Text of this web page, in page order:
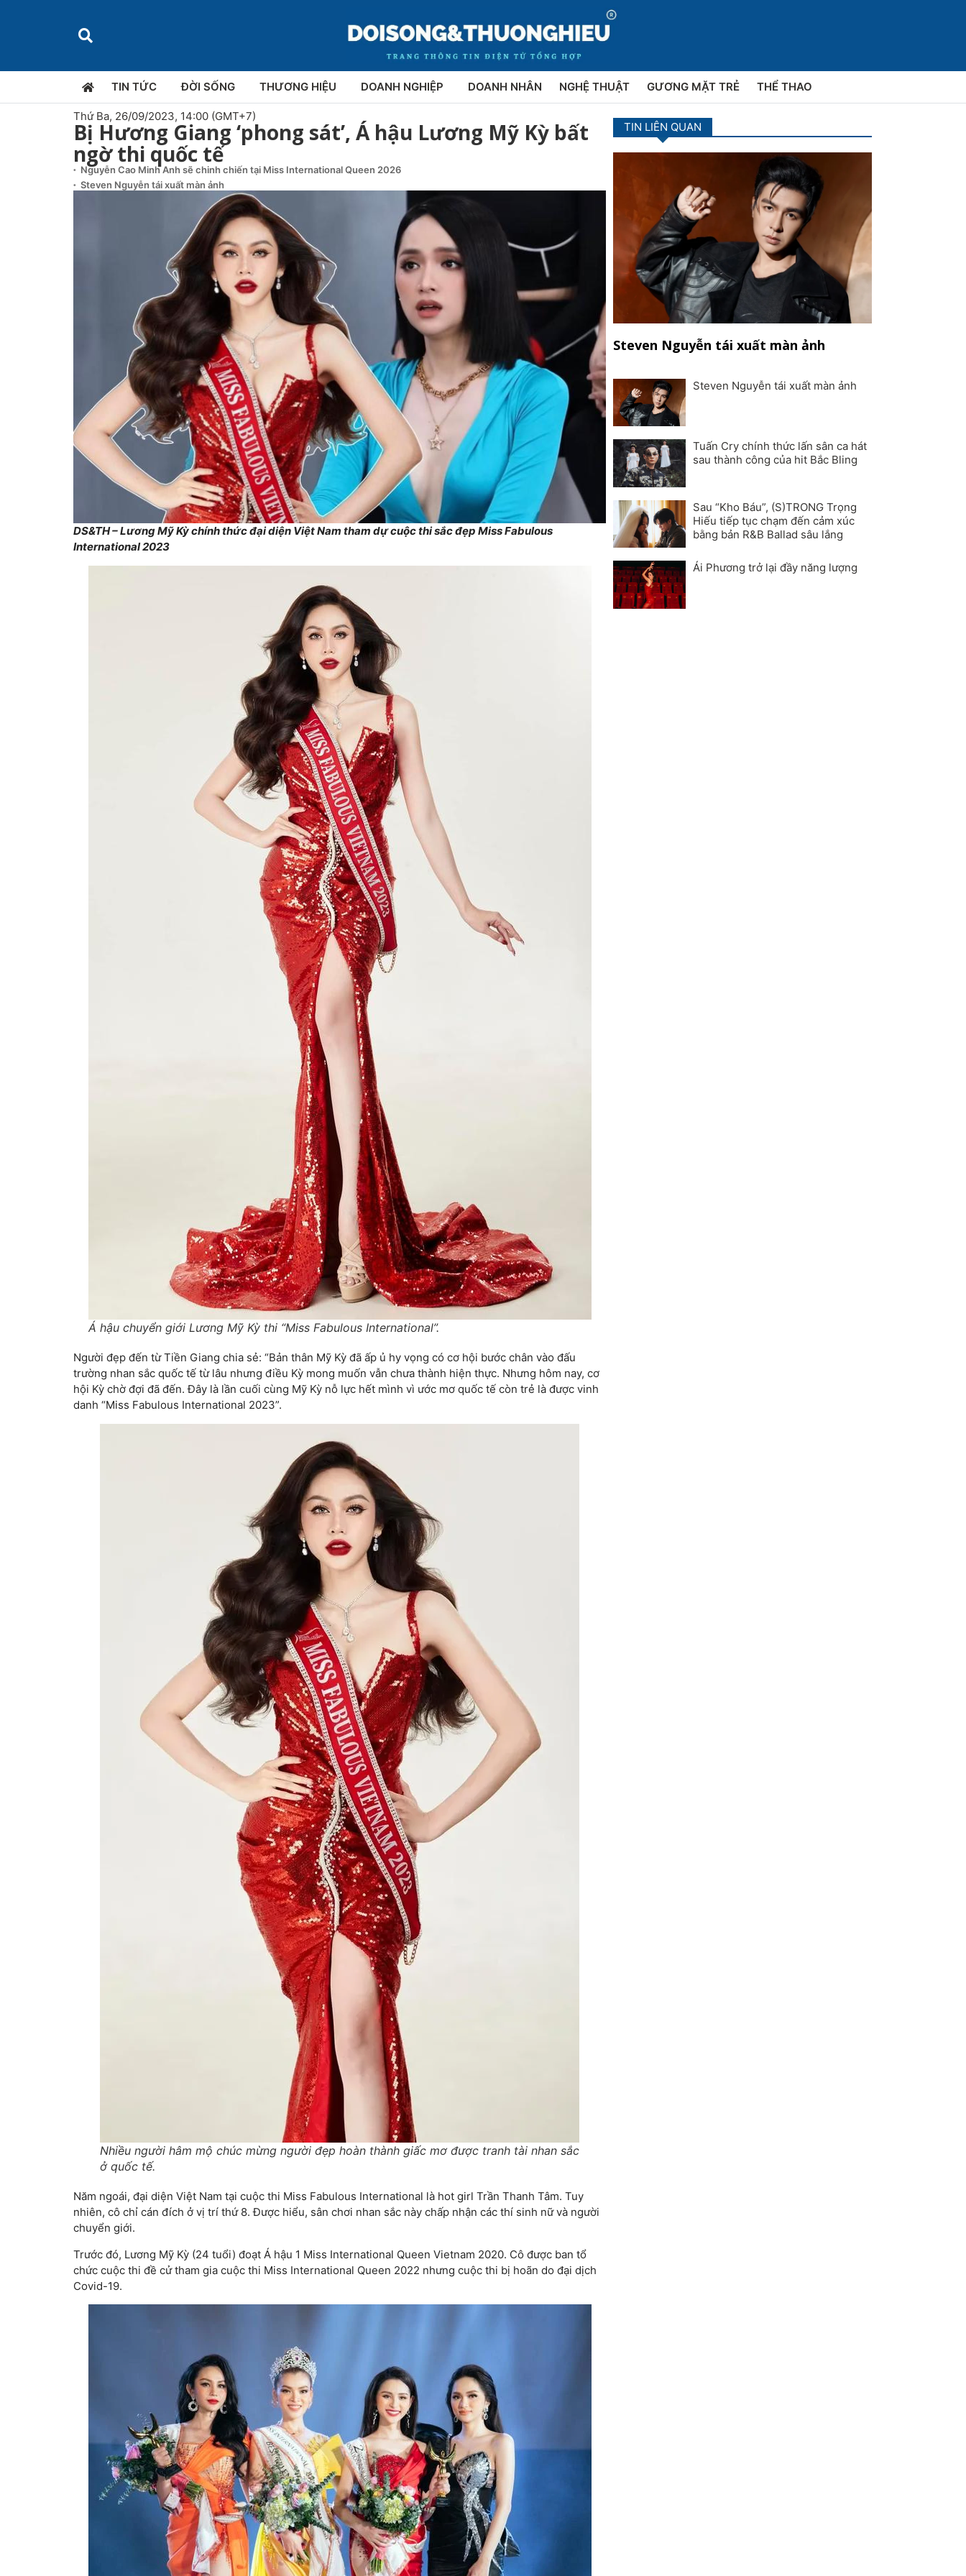
TIN TỨC ĐỜI SỐNG THƯƠNG HIỆU DOANH NGHIỆP DOANH NHÂN NGHỆ THUẬT GƯƠNG MẶT TRẺ THỂ THAO
Thứ Ba, 26/09/2023, 14:00 (GMT+7)
Bị Hương Giang ‘phong sát’, Á hậu Lương Mỹ Kỳ bất
ngờ thi quốc tế
Nguyễn Cao Minh Anh sẽ chinh chiến tại Miss International Queen 2026
Steven Nguyễn tái xuất màn ảnh
DS&TH – Lương Mỹ Kỳ chính thức đại diện Việt Nam tham dự cuộc thi sắc đẹp Miss Fabulous
International 2023
Á hậu chuyển giới Lương Mỹ Kỳ thi “Miss Fabulous International”.
Người đẹp đến từ Tiền Giang chia sẻ: “Bản thân Mỹ Kỳ đã ấp ủ hy vọng có cơ hội bước chân vào đấu
trường nhan sắc quốc tế từ lâu nhưng điều Kỳ mong muốn vẫn chưa thành hiện thực. Nhưng hôm nay, cơ
hội Kỳ chờ đợi đã đến. Đây là lần cuối cùng Mỹ Kỳ nỗ lực hết mình vì ước mơ quốc tế còn trẻ là được vinh
danh “Miss Fabulous International 2023”.
Nhiều người hâm mộ chúc mừng người đẹp hoàn thành giấc mơ được tranh tài nhan sắc
ở quốc tế.
Năm ngoái, đại diện Việt Nam tại cuộc thi Miss Fabulous International là hot girl Trần Thanh Tâm. Tuy
nhiên, cô chỉ cán đích ở vị trí thứ 8. Được hiểu, sân chơi nhan sắc này chấp nhận các thí sinh nữ và người
chuyển giới.
Trước đó, Lương Mỹ Kỳ (24 tuổi) đoạt Á hậu 1 Miss International Queen Vietnam 2020. Cô được ban tổ
chức cuộc thi đề cử tham gia cuộc thi Miss International Queen 2022 nhưng cuộc thi bị hoãn do đại dịch
Covid-19.
TIN LIÊN QUAN
Steven Nguyễn tái xuất màn ảnh
Steven Nguyễn tái xuất màn ảnh
Tuấn Cry chính thức lấn sân ca hát
sau thành công của hit Bắc Bling
Sau “Kho Báu”, (S)TRONG Trọng
Hiếu tiếp tục chạm đến cảm xúc
bằng bản R&B Ballad sâu lắng
Ái Phương trở lại đầy năng lượng